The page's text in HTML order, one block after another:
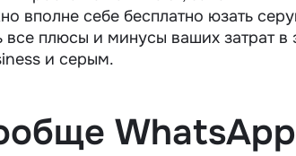
вполне себе бесплатно юзать
плюсы и минусы ваших затрат в
и серым.